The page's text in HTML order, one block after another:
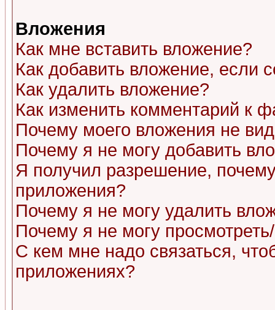
Вложения
Как мне вставить вложение?
Как добавить вложение, если
Как удалить вложение?
Как изменить комментарий к
Почему моего вложения не
Почему я не могу добавить
Я получил разрешение,
приложения?
Почему я не могу удалить
Почему я не могу
С кем мне надо связаться,
приложениях?